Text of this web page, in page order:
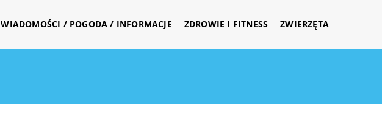
WIADOMOŚCI / POGODA / INFORMACJE ZDROWIE I FITNESS ZWIERZĘTA